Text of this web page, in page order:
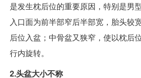
是发生枕后位的重要原因，特别是男
入口面为前半部窄后半部宽，胎头较
后位入盆；中骨盆又狭窄，使以枕后
行内旋转。
2.头盆大小不称